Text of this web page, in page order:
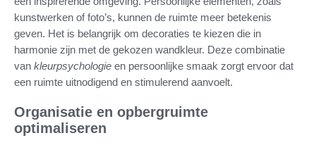
kunstwerken of foto’s, kunnen de ruimte meer betekenis
geven. Het is belangrijk om decoraties te kiezen die in
harmonie zijn met de gekozen wandkleur. Deze combinatie
van kleurpsychologie en persoonlijke smaak zorgt ervoor dat
een ruimte uitnodigend en stimulerend aanvoelt.
Organisatie en opbergruimte
optimaliseren